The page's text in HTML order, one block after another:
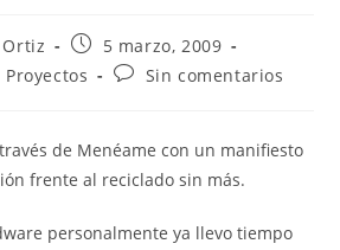
Publicación
la
5 marzo, 2009
Proyectos
Comentarios
entrada:
Sin comentarios
de Menéame con un manifiesto
frente al reciclado sin más.
personalmente ya llevo tiempo